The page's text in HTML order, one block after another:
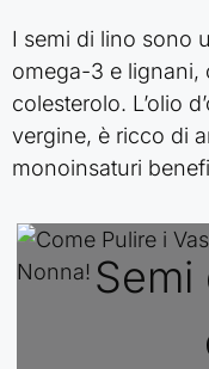
I semi di lino sono
omega-3 e lignani,
colesterolo. L’olio
vergine, è ricco di
monoinsaturi
Semi